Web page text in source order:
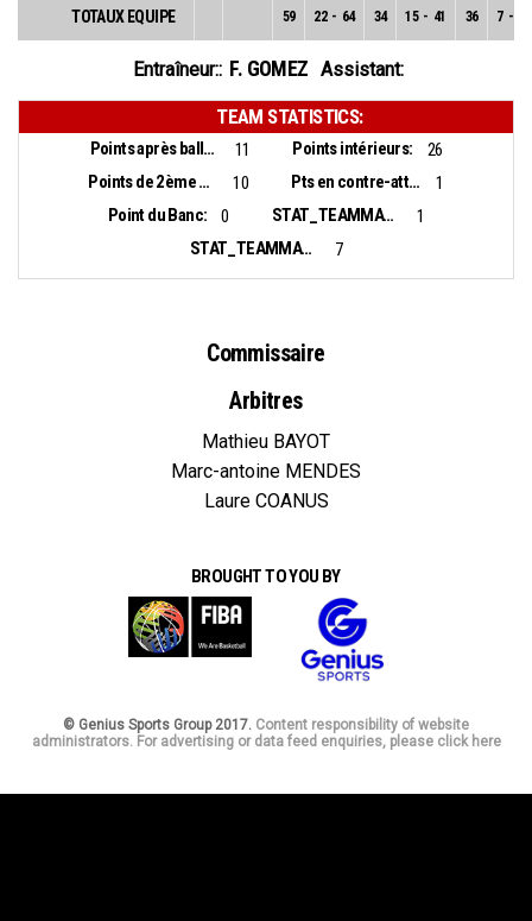
TOTAUX EQUIPE 59 22 - 64 34 15 - 41 36 7 -
Entraîneur:: F. GOMEZ Assistant:
TEAM STATISTICS:
Points après balles perdues: 11 Points intérieurs:
26
Points de 2ème chance:
10 Pts en contre-attaque:
1
Point du Banc:
0 STAT_TEAMMATCH_BASKETBALL_sBiggestLead_NAME:
1
STAT_TEAMMATCH_BASKETBALL_sBiggestScoringRun_NAME:
7
Commissaire
Arbitres
Mathieu BAYOT
Marc-antoine MENDES
Laure COANUS
BROUGHT TO YOU BY
© Genius Sports Group 2017. Content responsibility of website
administrators. For advertising or data feed enquiries, please click here